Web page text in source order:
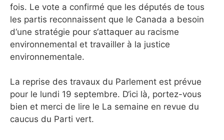
fois. Le vote a confirmé que les députés de tous
les partis reconnaissent que le Canada a besoin
d‘une stratégie pour s‘attaquer au racisme
environnemental et travailler à la justice
environnementale.
La reprise des travaux du Parlement est prévue
pour le lundi 19 septembre. D‘ici là, portez-vous
bien et merci de lire le La semaine en revue du
caucus du Parti vert.